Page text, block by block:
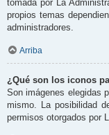
tomada por La
propios temas
administradores.
Arriba
¿Qué son los iconos
Son imágenes elegidas
mismo. La posibilidad
permisos otorgados por